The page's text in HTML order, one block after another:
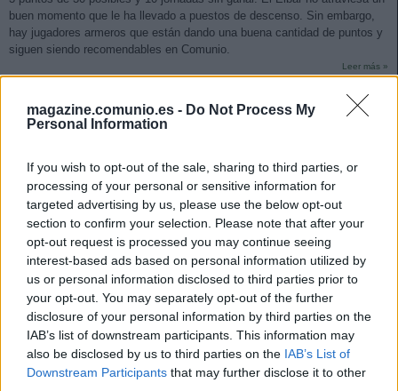
magazine.comunio.es - Do Not Process My
Personal Information
If you wish to opt-out of the sale, sharing to third parties, or
processing of your personal or sensitive information for
targeted advertising by us, please use the below opt-out
section to confirm your selection. Please note that after your
opt-out request is processed you may continue seeing
interest-based ads based on personal information utilized by
us or personal information disclosed to third parties prior to
your opt-out. You may separately opt-out of the further
disclosure of your personal information by third parties on the
IAB’s list of downstream participants. This information may
also be disclosed by us to third parties on the IAB’s List of
Downstream Participants that may further disclose it to other
buen momento que le ha llevado a puestos de descenso. Sin embargo,
hay jugadores armeros que están dando una buena cantidad de puntos y
siguen siendo recomendables en Comunio.
Leer más »